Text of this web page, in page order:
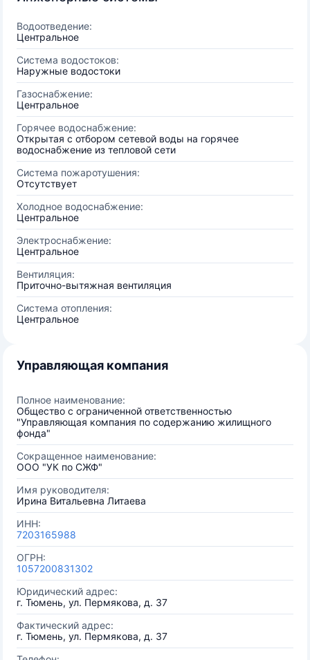
Водоотведение:
Центральное
Система водостоков:
Наружные водостоки
Газоснабжение:
Центральное
Горячее водоснабжение:
Открытая с отбором сетевой воды на горячее
водоснабжение из тепловой сети
Система пожаротушения:
Отсутствует
Холодное водоснабжение:
Центральное
Электроснабжение:
Центральное
Вентиляция:
Приточно-вытяжная вентиляция
Система отопления:
Центральное
Управляющая компания
Полное наименование:
Общество с ограниченной ответственностью
"Управляющая компания по содержанию жилищного
фонда"
Сокращенное наименование:
ООО "УК по СЖФ"
Имя руководителя:
Ирина Витальевна Литаева
ИНН:
7203165988
ОГРН:
1057200831302
Юридический адрес:
г. Тюмень, ул. Пермякова, д. 37
Фактический адрес:
г. Тюмень, ул. Пермякова, д. 37